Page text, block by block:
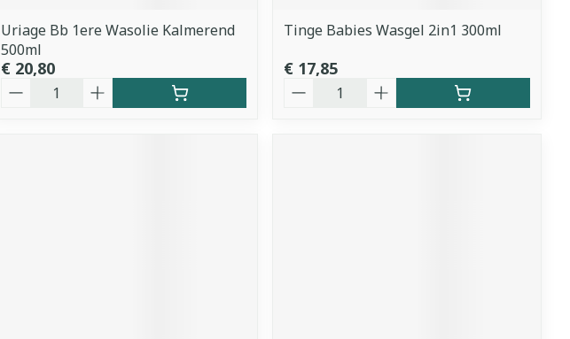
Uriage Bb 1ere Wasolie Kalmerend
500ml
€ 20,80
Tinge Babies Wasgel 2in1 300ml
€ 17,85